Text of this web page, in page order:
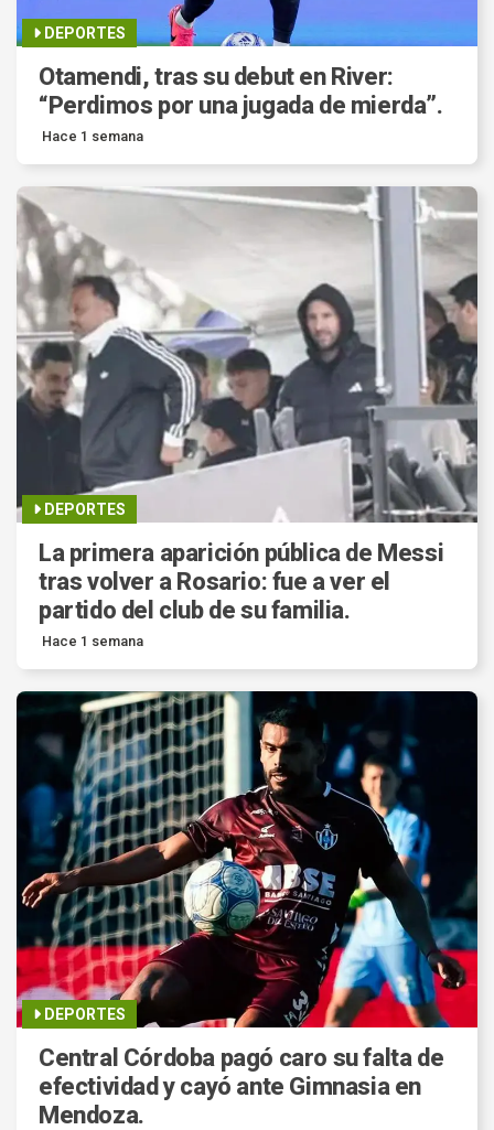
DEPORTES
Otamendi, tras su debut en River:
“Perdimos por una jugada de mierda”.
Hace 1 semana
DEPORTES
La primera aparición pública de Messi
tras volver a Rosario: fue a ver el
partido del club de su familia.
Hace 1 semana
DEPORTES
Central Córdoba pagó caro su falta de
efectividad y cayó ante Gimnasia en
Mendoza.